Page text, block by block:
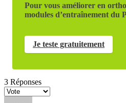
Pour vous améliorer en
modules d’entraînement du
Je teste gratuitement
3 Réponses